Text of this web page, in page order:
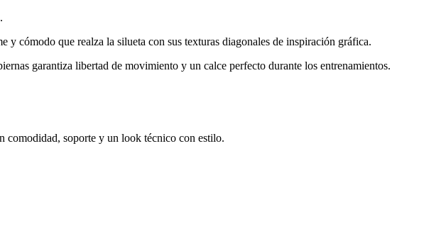
cómodo que realza la silueta con sus texturas diagonales de inspiración gráfica.
garantiza libertad de movimiento y un calce perfecto durante los entrenamientos.
comodidad, soporte y un look técnico con estilo.